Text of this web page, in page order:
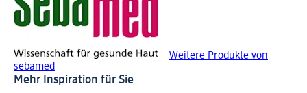
Weitere Produkte von
sebamed
Mehr Inspiration für Sie